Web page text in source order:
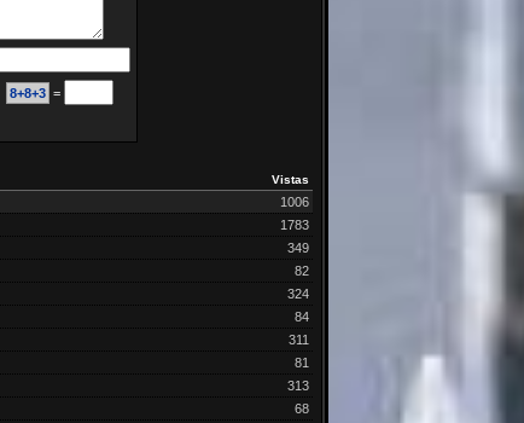
8+8+3 =
Vistas
1006
1783
349
82
324
84
311
81
313
68